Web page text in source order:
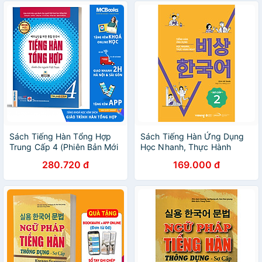
Sách Tiếng Hàn Tổng Hợp
Trung Cấp 4 (Phiên Bản Mới
280.720 đ
Sách Tiếng Hàn Ứng Dụng
Học Nhanh, Thực Hành
169.000 đ